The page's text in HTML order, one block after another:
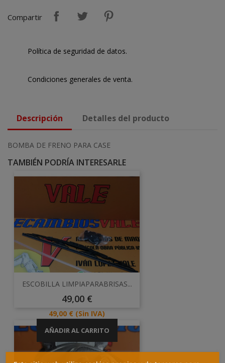
Compartir
Política de seguridad de datos.
Condiciones generales de venta.
Descripción Detalles del producto
BOMBA DE FRENO PARA CASE
TAMBIÉN PODRÍA INTERESARLE
ESCOBILLA LIMPIAPARABRISAS...
Precio
49,00 €
Precio
49,00 € (Sin IVA)
AÑADIR AL CARRITO